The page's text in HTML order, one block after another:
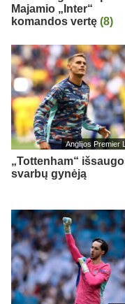
Majamio „Inter“
komandos vertę (8)
Anglijos Premier
„Tottenham“
svarbų gynėją